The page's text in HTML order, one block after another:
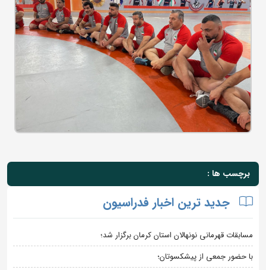
برچسب ها :
جدید ترین اخبار فدراسیون
مسابقات قهرمانی نونهالان استان کرمان برگزار شد؛
با حضور جمعی از پیشکسوتان؛